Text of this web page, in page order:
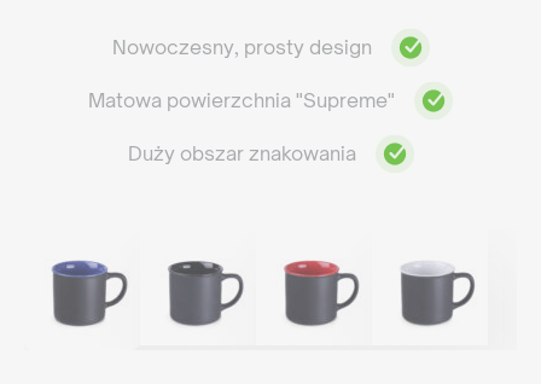
Nowoczesny, prosty design
Matowa powierzchnia "Supreme"
Duży obszar znakowania